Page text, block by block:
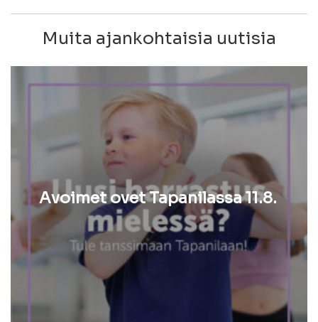
Muita ajankohtaisia uutisia
Avoimet ovet Tapanilassa 11.8.